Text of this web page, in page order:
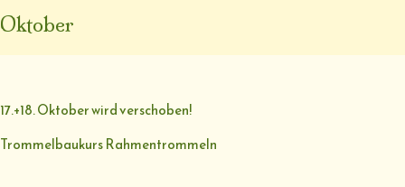
Oktober
17.+18. Oktober wird verschoben!
Trommelbaukurs Rahmentrommeln